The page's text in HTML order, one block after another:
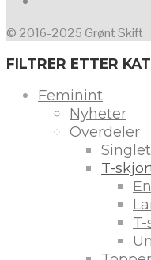
© 2016-2025 Grønt Skift
FILTRER ETTER
Feminint
Nyheter
Overdeler
T-